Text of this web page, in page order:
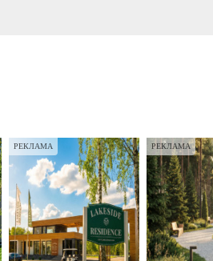
РЕКЛАМА РЕКЛАМА